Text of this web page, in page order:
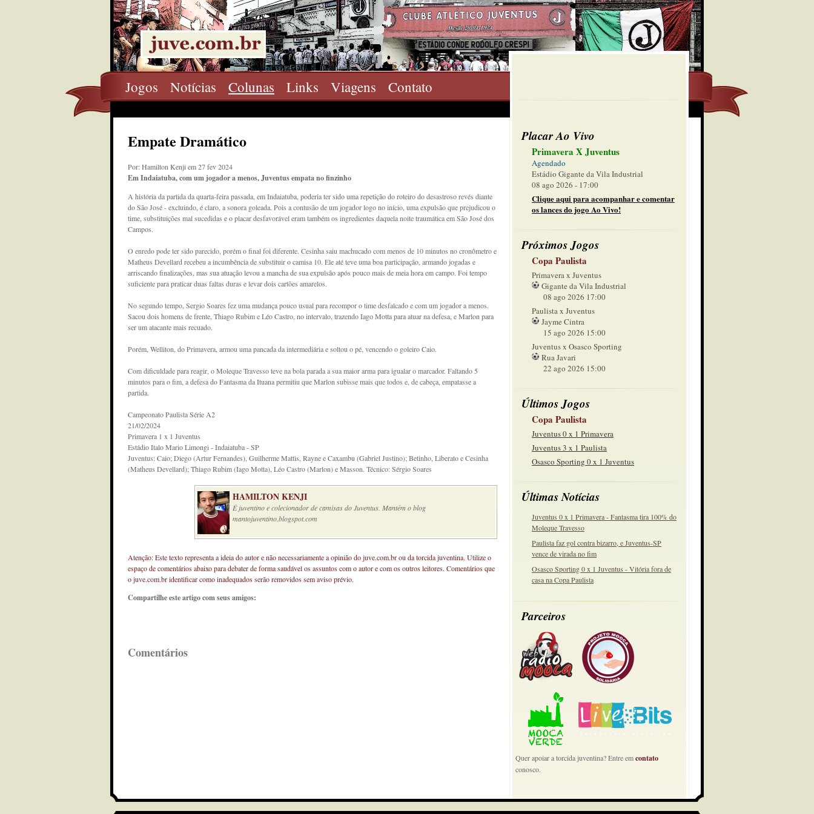
Jogos Notícias Colunas Links Viagens Contato
Placar Ao Vivo
Primavera X Juventus
Agendado
Estádio Gigante da Vila Industrial
08 ago 2026 - 17:00
Clique aqui para acompanhar e comentar
os lances do jogo Ao Vivo!
Próximos Jogos
Copa Paulista
Primavera x Juventus
Gigante da Vila Industrial
08 ago 2026 17:00
Paulista x Juventus
Jayme Cintra
15 ago 2026 15:00
Juventus x Osasco Sporting
Rua Javari
22 ago 2026 15:00
Últimos Jogos
Copa Paulista
Juventus 0 x 1 Primavera
Juventus 3 x 1 Paulista
Osasco Sporting 0 x 1 Juventus
Últimas Notícias
Juventus 0 x 1 Primavera - Fantasma tira 100% do
Moleque Travesso
Paulista faz gol contra bizarro, e Juventus-SP
vence de virada no fim
Osasco Sporting 0 x 1 Juventus - Vitória fora de
casa na Copa Paulista
Parceiros
Quer apoiar a torcida juventina? Entre emcontato
conosco.
Empate Dramático
Por: Hamilton Kenji em 27 fev 2024
Em Indaiatuba, com um jogador a menos, Juventus empata no finzinho
A história da partida da quarta-feira passada, em Indaiatuba, poderia ter sido uma repetição do roteiro do desastroso revés diante
do São José - excluindo, é claro, a sonora goleada. Pois a contusão de um jogador logo no início, uma expulsão que prejudicou o
time, substituições mal sucedidas e o placar desfavorável eram também os ingredientes daquela noite traumática em São José dos
Campos.
O enredo pode ter sido parecido, porém o final foi diferente. Cesinha saiu machucado com menos de 10 minutos no cronômetro e
Matheus Devellard recebeu a incumbência de substituir o camisa 10. Ele até teve uma boa participação, armando jogadas e
arriscando finalizações, mas sua atuação levou a mancha de sua expulsão após pouco mais de meia hora em campo. Foi tempo
suficiente para praticar duas faltas duras e levar dois cartões amarelos.
No segundo tempo, Sergio Soares fez uma mudança pouco usual para recompor o time desfalcado e com um jogador a menos.
Sacou dois homens de frente, Thiago Rubim e Léo Castro, no intervalo, trazendo Iago Motta para atuar na defesa, e Marlon para
ser um atacante mais recuado.
Porém, Welliton, do Primavera, armou uma pancada da intermediária e soltou o pé, vencendo o goleiro Caio.
Com dificuldade para reagir, o Moleque Travesso teve na bola parada a sua maior arma para igualar o marcador. Faltando 5
minutos para o fim, a defesa do Fantasma da Ituana permitiu que Marlon subisse mais que todos e, de cabeça, empatasse a
partida.
Campeonato Paulista Série A2
21/02/2024
Primavera 1 x 1 Juventus
Estádio Italo Mario Limongi - Indaiatuba - SP
Juventus: Caio; Diego (Artur Fernandes), Guilherme Mattis, Rayne e Caxambu (Gabriel Justino); Betinho, Liberato e Cesinha
(Matheus Devellard); Thiago Rubim (Iago Motta), Léo Castro (Marlon) e Masson. Técnico: Sérgio Soares
HAMILTON KENJI
É juventino e colecionador de camisas do Juventus. Mantém o blog
mantojuventino.blogspot.com
Atenção: Este texto representa a ideia do autor e não necessariamente a opinião do juve.com.br ou da torcida juventina. Utilize o
espaço de comentários abaixo para debater de forma saudável os assuntos com o autor e com os outros leitores. Comentários que
o juve.com.br identificar como inadequados serão removidos sem aviso prévio.
Compartilhe este artigo com seus amigos:
Comentários